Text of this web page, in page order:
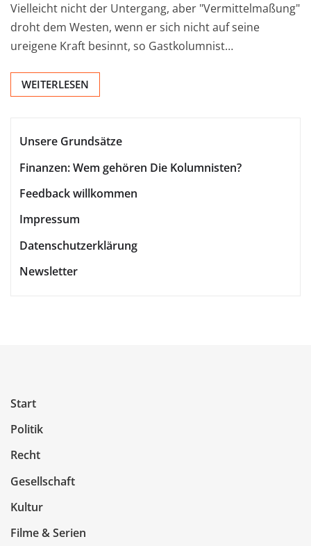
Vielleicht nicht der Untergang, aber "Vermittelmaßung"
droht dem Westen, wenn er sich nicht auf seine
ureigene Kraft besinnt, so Gastkolumnist…
WEITERLESEN
Unsere Grundsätze
Finanzen: Wem gehören Die Kolumnisten?
Feedback willkommen
Impressum
Datenschutzerklärung
Newsletter
Start
Politik
Recht
Gesellschaft
Kultur
Filme & Serien